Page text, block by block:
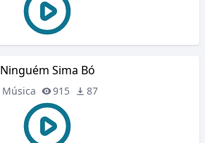
Ninguém Sima Bó
Música 915 87